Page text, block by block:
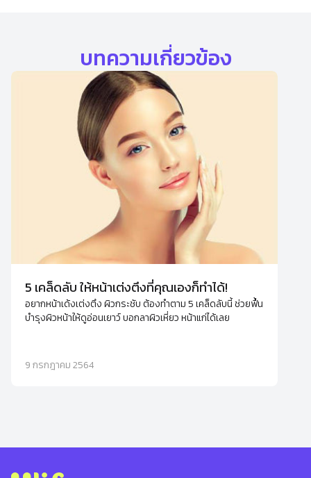
บทความเกี่ยวข้อง
5 เคล็ดลับ ให้หน้าเต่งตึงที่คุณเองก็ทำได้!
อยากหน้าเด้งเต่งตึง ผิวกระชับ ต้องทำตาม 5 เคล็ดลับนี้ ช่วยฟื้น
บำรุงผิวหน้าให้ดูอ่อนเยาว์ บอกลาผิวเหี่ยว หน้าแก่ได้เลย
9 กรกฎาคม 2564